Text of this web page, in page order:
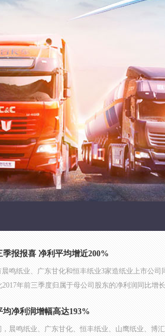
报报喜 净利平均增近200%
晨鸣纸业、广东甘化和恒丰纸业3家造纸业上市公
2017年前三季度归属于母公司股东的净利润同比增
均净利润增幅高达193%
，晨鸣纸业、广东甘化、恒丰纸业、山鹰纸业、博